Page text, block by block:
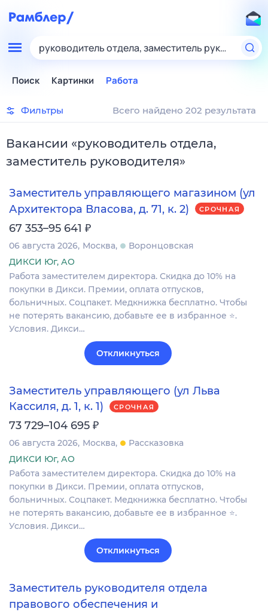
руководитель отдела, заместитель
Поиск Картинки Работа
Фильтры Всего найдено 202 результата
Вакансии «руководитель отдела,
заместитель руководителя»
Заместитель управляющего магазином (ул
Архитектора Власова, д. 71, к. 2)
СРОЧНАЯ
67 353–95 641 ₽
06 августа 2026 Москва
Воронцовская
ДИКСИ Юг, АО
Работа заместителем директора. Скидка до 10% на
покупки в Дикси. Премии, оплата отпусков,
больничных. Соцпакет. Медкнижка бесплатно. Чтобы
не потерять вакансию, добавьте ее в избранное ⭐.
Условия. Дикси…
Откликнуться
Заместитель управляющего (ул Льва
Кассиля, д. 1, к. 1)
СРОЧНАЯ
73 729–104 695 ₽
06 августа 2026 Москва
Рассказовка
ДИКСИ Юг, АО
Работа заместителем директора. Скидка до 10% на
покупки в Дикси. Премии, оплата отпусков,
больничных. Соцпакет. Медкнижка бесплатно. Чтобы
не потерять вакансию, добавьте ее в избранное ⭐.
Условия. Дикси…
Откликнуться
Заместитель руководителя отдела
правового обеспечения и